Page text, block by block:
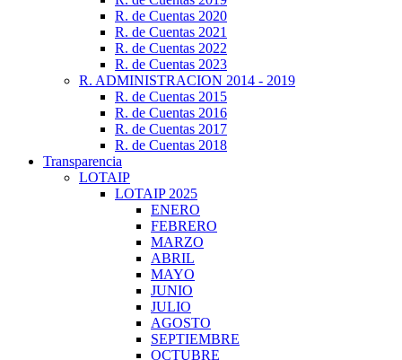
R. de Cuentas 2020
R. de Cuentas 2021
R. de Cuentas 2022
R. de Cuentas 2023
R. ADMINISTRACION 2014 - 2019
R. de Cuentas 2015
R. de Cuentas 2016
R. de Cuentas 2017
R. de Cuentas 2018
Transparencia
LOTAIP
LOTAIP 2025
ENERO
FEBRERO
MARZO
ABRIL
MAYO
JUNIO
JULIO
AGOSTO
SEPTIEMBRE
OCTUBRE